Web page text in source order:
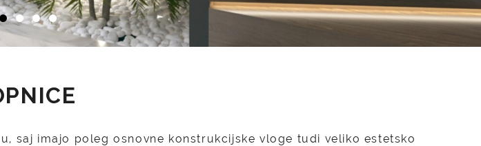
saj imajo poleg osnovne konstrukcijske vloge tudi veliko estetsko